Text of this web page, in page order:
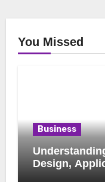
You Missed
Business
Design,